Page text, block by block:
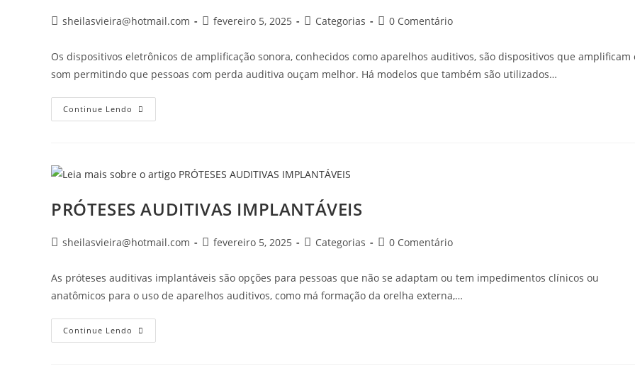
Autor
post:
sheilasvieira@hotmail.com
Postfevereiro 5, 2025
Categoria
post:
Categorias
Comentários
0 Comentário
Os dispositivos eletrônicos de amplificação sonora, conhecidos como aparelhos auditivos, são dispositivos que amplificam
som permitindo que pessoas com perda auditiva ouçam melhor. Há modelos que também são utilizados…
Continue Lendo APARELHOS
AUDITIVOS
PRÓTESES AUDITIVAS IMPLANTÁVEIS
Autor
post:
sheilasvieira@hotmail.com
Postfevereiro 5, 2025
Categoria
Categorias
Comentários
0 Comentário
As próteses auditivas implantáveis são opções para pessoas que não se adaptam ou tem impedimentos clínicos ou
anatômicos para o uso de aparelhos auditivos, como má formação da orelha externa,…
Continue Lendo PRÓTESES
AUDITIVAS